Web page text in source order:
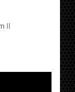
II